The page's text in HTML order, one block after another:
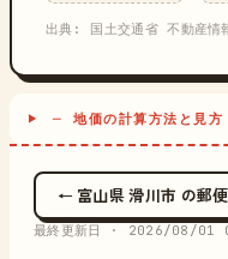
出典: 国土交通省 不動産情
─ 地価の計算方法と見方
← 富山県 滑川市 の郵
最終更新日 · 2026/08/01